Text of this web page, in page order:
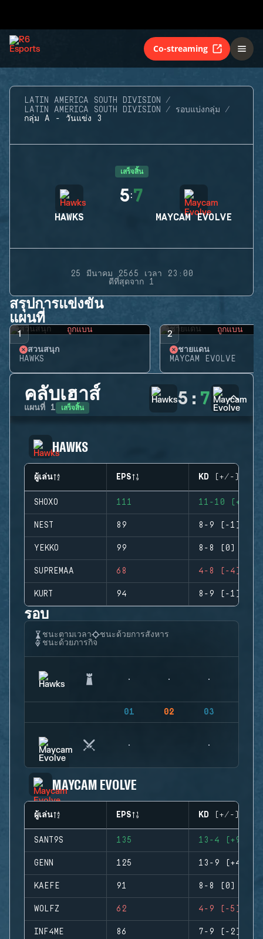
Co-streaming
LATIN AMERICA SOUTH DIVISION
LATIN AMERICA SOUTH DIVISION
รอบแบ่งกลุ่ม
กลุ่ม A - วันแข่ง 3
เสร็จสิ้น
HAWKS
5:7
MAYCAM EVOLVE
25 มีนาคม 2565 เวลา 23:00
ดีที่สุดจาก 1
สรุปการแข่งขัน
แผนที่
1 ถูกแบน
สวนสนุก
HAWKS
2 ถูกแบน
ชายแดน
MAYCAM EVOLVE
คลับเฮาส์
แผนที่ 1 เสร็จสิ้น 5 : 7
HAWKS
ผู้เล่น EPS KD (+/-)
SHOXO 111 11-10 (+1)
NEST 89 8-9 (-1)
YEKKO 99 8-8 (0)
SUPREMAA 68 4-8 (-4)
KURT 94 8-9 (-1)
รอบ
ชนะตามเวลา
ชนะด้วยการสังหาร
ชนะด้วยภารกิจ
01 02 03
MAYCAM EVOLVE
ผู้เล่น EPS KD (+/-)
SANT9S 135 13-4 (+9)
GENN 125 13-9 (+4)
KAEFE 91 8-8 (0)
WOLFZ 62 4-9 (-5)
INF4ME 86 7-9 (-2)